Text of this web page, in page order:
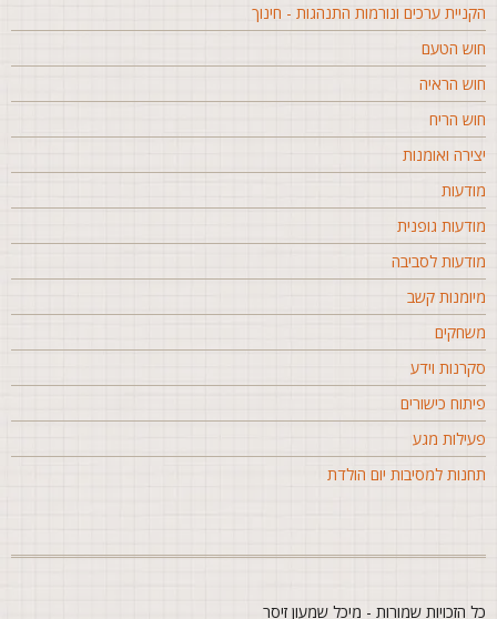
ערכים ונורמות התנהגות - חינוך
הטעם
הראיה
הריח
ואומנות
גופנית
לסביבה
קשב
וידע
כישורים
מגע
למסיבות יום הולדת
הזכויות שמורות - מיכל שמעון זיסר